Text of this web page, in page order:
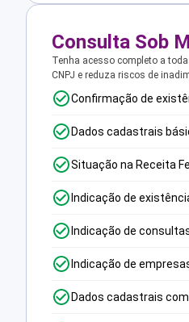
Consulta Sob
Tenha acesso completo a
CNPJ e reduza riscos de
Confirmação de
Dados cadastrais
Situação na Receita
Indicação de
Indicação de
Indicação de
Dados cadastrais